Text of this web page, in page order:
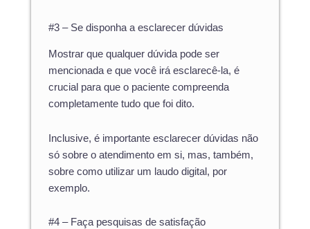
#3 – Se disponha a esclarecer dúvidas
Mostrar que qualquer dúvida pode ser
mencionada e que você irá esclarecê-la, é
crucial para que o paciente compreenda
completamente tudo que foi dito.
Inclusive, é importante esclarecer dúvidas não
só sobre o atendimento em si, mas, também,
sobre como utilizar um laudo digital, por
exemplo.
#4 – Faça pesquisas de satisfação